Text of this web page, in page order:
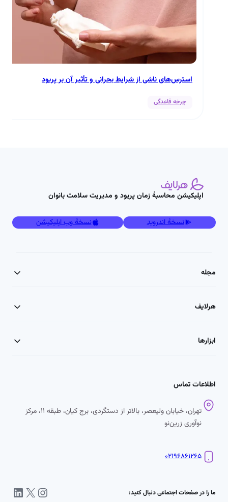
استرس‌های ناشی از شرایط بحرانی و تأثیر آن بر پریود
چرخه قاعدگی
اپلیکیشن محاسبۀ زمان پریود و مدیریت سلامت بانوان
مجله
هرلایف
ابزارها
نسخۀ اندروید نسخۀ وب اپلیکیشن
اطلاعات تماس
تهران، خیابان ولیعصر، بالاتر از دستگردی، برج کیان، طبقه ۱۱، مرکز
نوآوری زرین‌نو
۰۲۱۹۶۸۶۱۲۶۵
ما را در صفحات اجتماعی دنبال کنید:
اینستاگرم X